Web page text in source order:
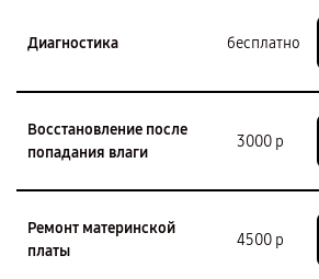
Диагностика бесплатно
Восстановление после
попадания влаги
3000 р
Ремонт материнской
платы
4500 р